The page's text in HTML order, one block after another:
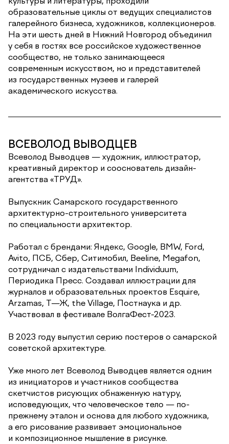
образовательные циклы от ведущих специалистов
галерейного бизнеса, художников, коллекционеров.
На эти шесть дней в Нижний Новгород объединил
у себя в гостях все российское художественное
сообщество, не только занимающееся
современным искусством, но и представителей
из государственных музеев и галерей
академического искусства.
ВСЕВОЛОД ВЫВОДЦЕВ
Всеволод Выводцев — художник, иллюстратор,
креативный директор и сооснователь дизайн-
агентства «ТРУД».
Выпускник Самарского государственного
архитектурно-строительного университета
по специальности архитектор.
Работал с брендами: Яндекс, Google, BMW, Ford,
Avito, ПСБ, Сбер, Ситимобил, Beeline, Megafon,
сотрудничал с издательствами Individuum,
Периодика Пресс. Создавал иллюстрации для
журналов и образовательных проектов Esquire,
Arzamas, Т—Ж, the Village, Постнаука и др.
Участвовал в фестивале ВолгаФест-2023.
В 2023 году выпустил серию постеров о самарской
советской архитектуре.
Уже много лет Всеволод Выводцев является одним
из инициаторов и участников сообщества
скетчистов рисующих обнаженную натуру,
исповедующих, что человеческое тело — по-
прежнему эталон и основа для любого художника,
а его рисование развивает эмоциональное
и композиционное мышление в рисунке.